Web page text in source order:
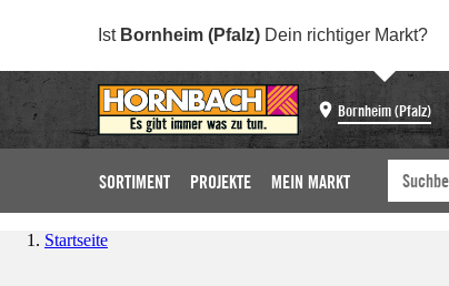
Ist Bornheim (Pfalz) Dein richtiger Markt?
Bornheim (Pfalz)
SORTIMENT PROJEKTE MEIN MARKT
Startseite